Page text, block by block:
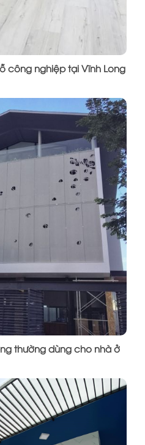
công nghiệp tại Vĩnh Long
thường dùng cho nhà ở